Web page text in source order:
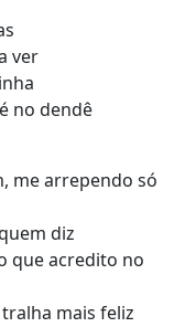
ver
no dendê
me arrependo só
diz
que acredito no
mais feliz